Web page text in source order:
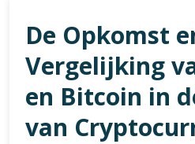
De Opkomst
Vergelijking
en Bitcoin in
van